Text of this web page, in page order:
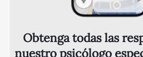
Obtenga todas las
nuestro psicólogo